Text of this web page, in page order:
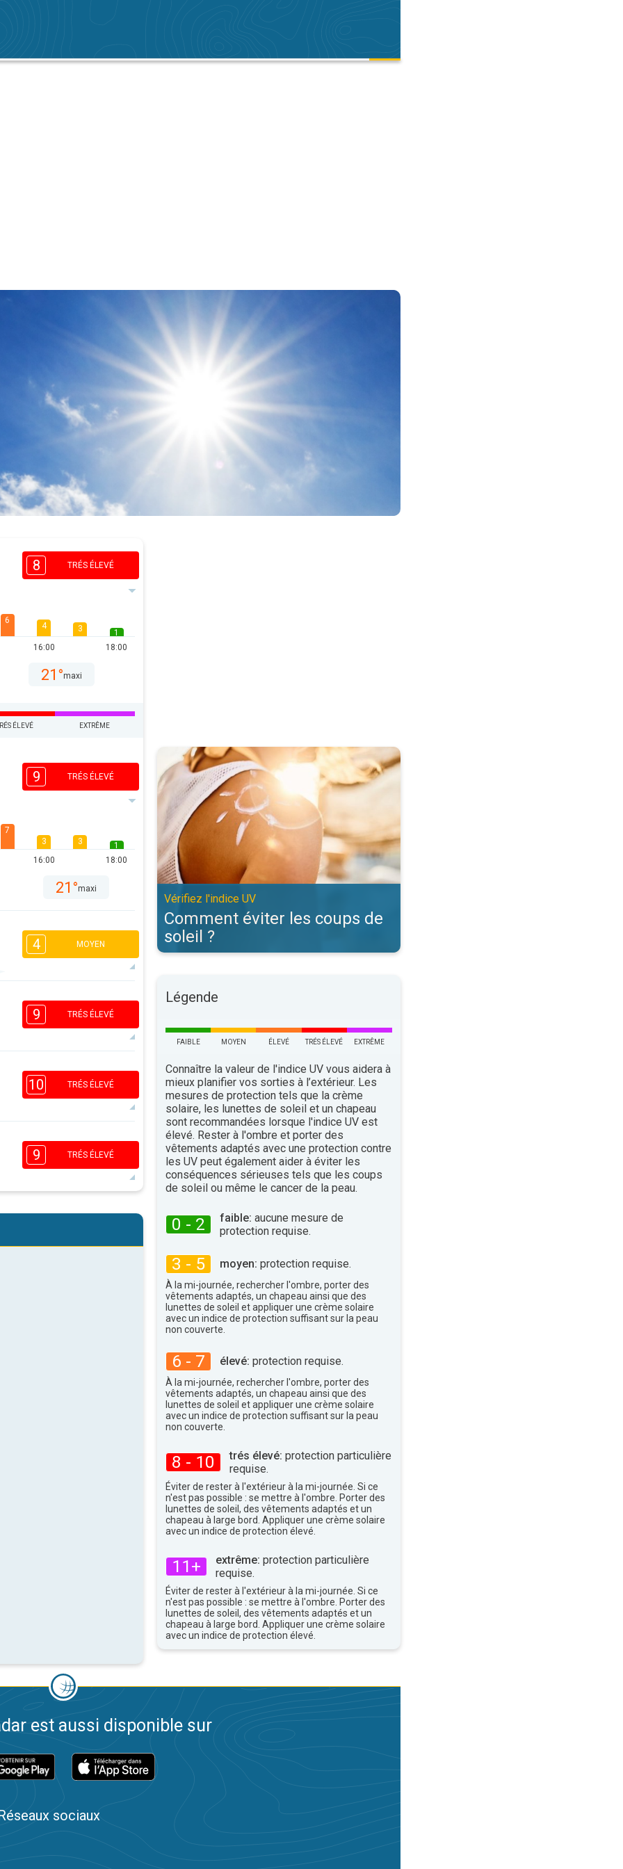
8 TRÉS ÉLEVÉ
6
4
16:00
3
1
18:00
21°maxi
ÉLEVÉ EXTRÊME
9 TRÉS ÉLEVÉ
7
3
16:00
3
1
18:00
21°maxi
4 MOYEN
16:00
1
1
18:00
9 TRÉS ÉLEVÉ
5
16:00
3
18:00
22°
10 TRÉS ÉLEVÉ
5
16:00
3
18:00
22°
9 TRÉS ÉLEVÉ
5
Comment éviter les coups de soleil ?. Vérifiez l'indice UV. . .
Vérifiez l'indice UV
Comment éviter les coups de
soleil ?
Légende
FAIBLE MOYEN ÉLEVÉ TRÉS ÉLEVÉ EXTRÊME
Connaître la valeur de l'indice UV vous aidera à
mieux planifier vos sorties à l’extérieur. Les
mesures de protection tels que la crème
solaire, les lunettes de soleil et un chapeau
sont recommandées lorsque l'indice UV est
élevé. Rester à l'ombre et porter des
vêtements adaptés avec une protection contre
les UV peut également aider à éviter les
conséquences sérieuses tels que les coups
de soleil ou même le cancer de la peau.
0 - 2 faible: aucune mesure de
protection requise.
3 - 5 moyen: protection requise.
À la mi-journée, rechercher l'ombre, porter des
vêtements adaptés, un chapeau ainsi que des
lunettes de soleil et appliquer une crème solaire
avec un indice de protection suffisant sur la peau
non couverte.
6 - 7 élevé: protection requise.
À la mi-journée, rechercher l'ombre, porter des
vêtements adaptés, un chapeau ainsi que des
lunettes de soleil et appliquer une crème solaire
avec un indice de protection suffisant sur la peau
non couverte.
8 - 10 trés élevé: protection particulière
requise.
Éviter de rester à l'extérieur à la mi-journée. Si ce
n'est pas possible : se mettre à l'ombre. Porter des
lunettes de soleil, des vêtements adaptés et un
chapeau à large bord. Appliquer une crème solaire
avec un indice de protection élevé.
11+ extrême: protection particulière
requise.
Éviter de rester à l'extérieur à la mi-journée. Si ce
n'est pas possible : se mettre à l'ombre. Porter des
lunettes de soleil, des vêtements adaptés et un
chapeau à large bord. Appliquer une crème solaire
avec un indice de protection élevé.
est aussi disponible sur
sociaux